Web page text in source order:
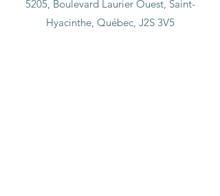
5205, Boulevard Laurier Ouest, Saint-
Hyacinthe, Québec, J2S 3V5